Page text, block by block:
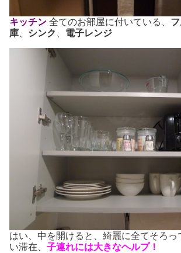
キッチン 全てのお部屋に付いている、
庫
シンク 電子レンジ
はい、中を開けると、綺麗に全てそろっ
い滞在、 子連れには大きなヘルプ！